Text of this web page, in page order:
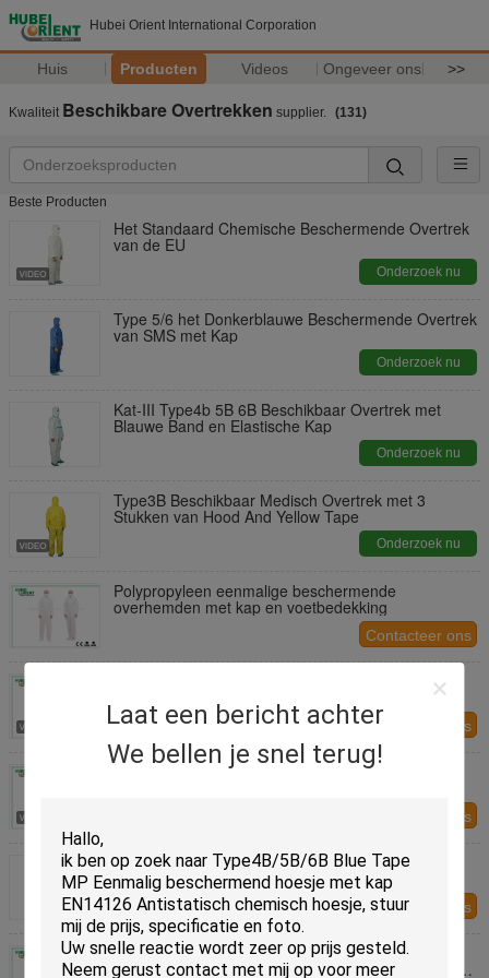
Hubei Orient International Corporation
Huis Producten Videos Ongeveer ons >>
Laat een bericht achter
We bellen je snel terug!
Kwaliteit Beschikbare Overtrekken supplier. (131)
Beste Producten
Het Standaard Chemische Beschermende Overtrek
van de EU
Onderzoek nu
Type 5/6 het Donkerblauwe Beschermende Overtrek
van SMS met Kap
Onderzoek nu
Kat-III Type4b 5B 6B Beschikbaar Overtrek met
Blauwe Band en Elastische Kap
Onderzoek nu
Type3B Beschikbaar Medisch Overtrek met 3
Stukken van Hood And Yellow Tape
Onderzoek nu
Polypropyleen eenmalige beschermende
overhemden met kap en voetbedekking
Contacteer ons
Contacteer ons
Meerschijferig PP-niet-geweven wegwerpovertrek
Contacteer ons
Persoonlijk beschermend hoedend waterdicht
wegwerpoverhemd met microporen
Contacteer ons
Eenmalige overalls met lange mouwen voor
fabriek/eenmalige PP/MP/SMS-overalls zonder kap